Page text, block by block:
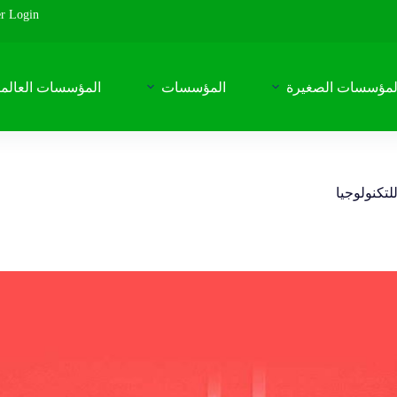
Login
الصغيرة المؤسسات المؤسسات